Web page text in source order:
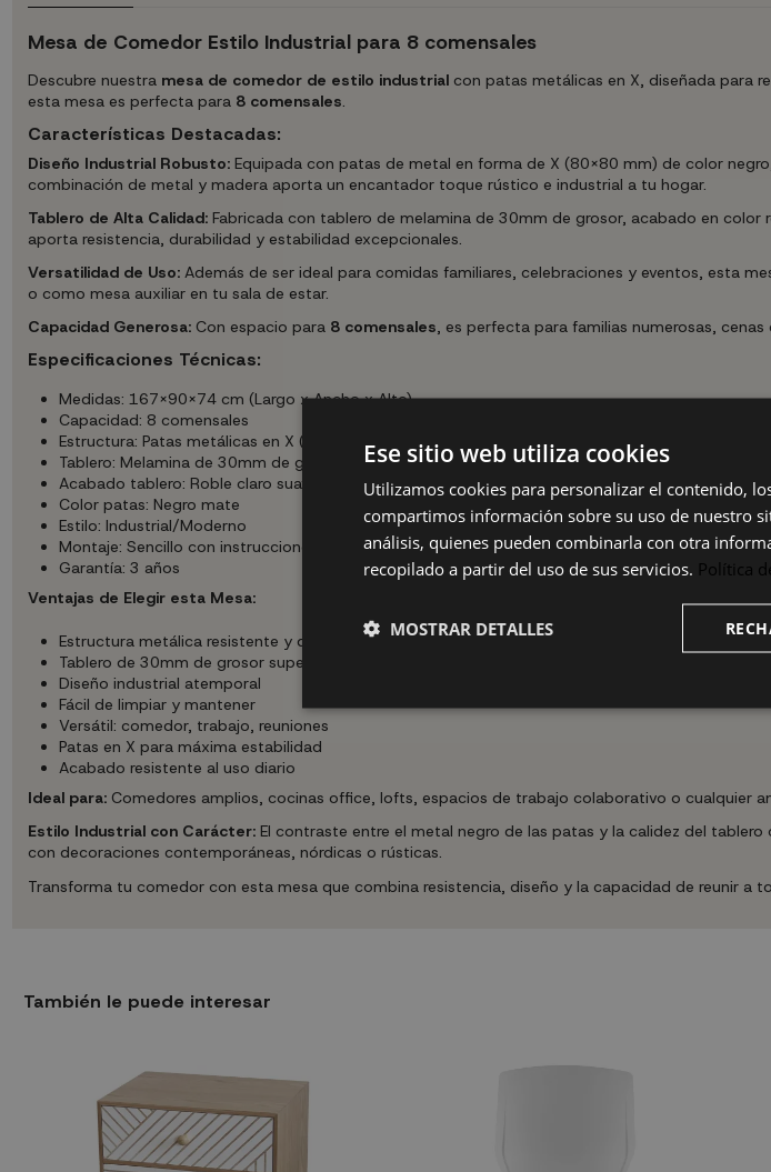
Mesa de Comedor Estilo Industrial para 8 comensales
Descubre nuestra mesa de comedor de estilo industrialcon patas metálicas en X, diseñada para
esta mesa es perfecta para 8 comensales
Características Destacadas:
Diseño Industrial Robusto:Equipada con patas de metal en forma de X (80x80 mm) de color
combinación de metal y madera aporta un encantador toque rústico e industrial a tu hogar.
Tablero de Alta Calidad:Fabricada con tablero de melamina de 30mm de grosor, acabado en
aporta resistencia, durabilidad y estabilidad excepcionales.
Versatilidad de Uso:Además de ser ideal para comidas familiares, celebraciones y eventos, esta
o como mesa auxiliar en tu sala de estar.
Capacidad Generosa:Con espacio para 8 comensales, es perfecta para familias numerosas,
Especificaciones Técnicas:
Medidas: 167X90X74 cm (Largo x Ancho x Alto)
Capacidad: 8 comensales
Estructura: Patas metálicas en X (80x80 mm)
Tablero: Melamina de 30mm de grosor
Acabado tablero: Roble claro suave con veteado poroso
Color patas: Negro mate
Estilo: Industrial/Moderno
Montaje: Sencillo con instrucciones incluidas
Garantía: 3 años
Ventajas de Elegir esta Mesa:
Estructura metálica resistente y duradera
Tablero de 30mm de grosor superior
Diseño industrial atemporal
Fácil de limpiar y mantener
Versátil: comedor, trabajo, reuniones
Patas en X para máxima estabilidad
Acabado resistente al uso diario
Ideal para:Comedores amplios, cocinas office, lofts, espacios de trabajo colaborativo o cualquier
Estilo Industrial con Carácter:El contraste entre el metal negro de las patas y la calidez del
con decoraciones contemporáneas, nórdicas o rústicas.
Transforma tu comedor con esta mesa que combina resistencia, diseño y la capacidad de reunir a
También le puede interesar
Ese sitio web utiliza cookies
Utilizamos cookies para personalizar el contenido,
compartimos información sobre su uso de nuestro
análisis, quienes pueden combinarla con otra
recopilado a partir del uso de sus servicios. Política
MOSTRAR DETALLES